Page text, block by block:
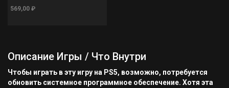
569,00 ₽
Описание Игры / Что Внутри
Чтобы играть в эту игру на PS5, возможно, потребуется
обновить системное программное обеспечение. Хотя эта